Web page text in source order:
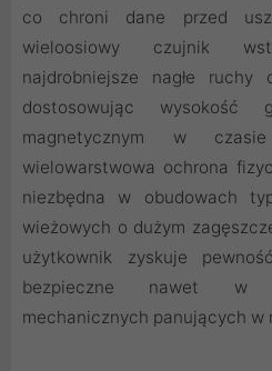
co chroni dane przed
wieloosiowy czujnik
najdrobniejsze nagłe ruchy
dostosowując wysokość
magnetycznym w
wielowarstwowa ochrona
niezbędna w obudowach
wieżowych o dużym
użytkownik zyskuje
bezpieczne nawet w
mechanicznych panujących w